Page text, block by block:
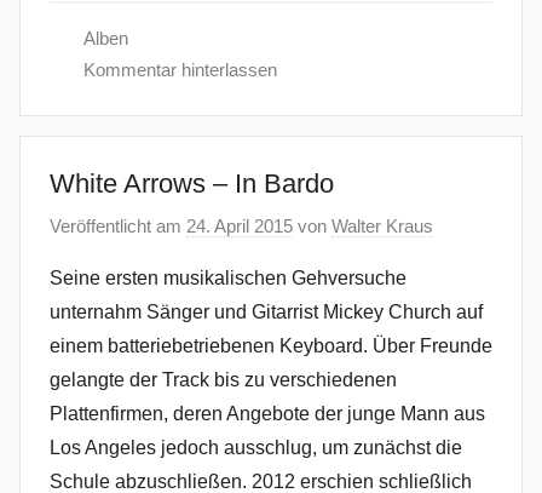
Alben
Kommentar hinterlassen
White Arrows – In Bardo
Veröffentlicht am 24. April 2015 von Walter Kraus
Seine ersten musikalischen Gehversuche
unternahm Sänger und Gitarrist Mickey Church auf
einem batteriebetriebenen Keyboard. Über Freunde
gelangte der Track bis zu verschiedenen
Plattenfirmen, deren Angebote der junge Mann aus
Los Angeles jedoch ausschlug, um zunächst die
Schule abzuschließen. 2012 erschien schließlich